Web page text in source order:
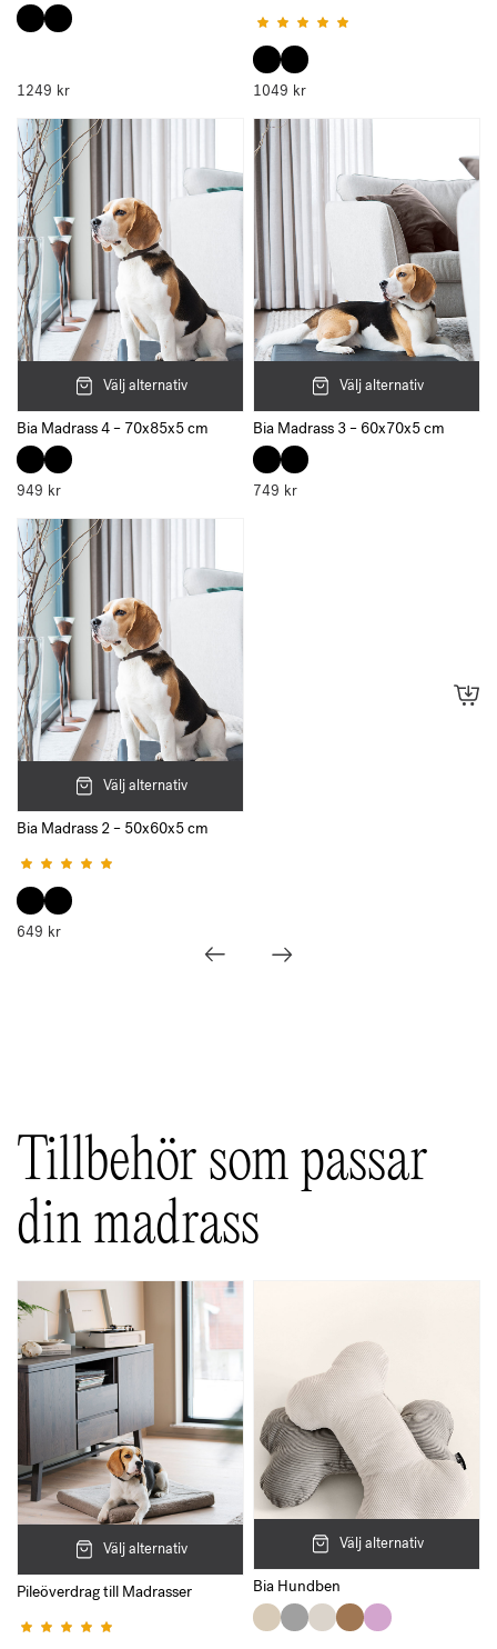
1249 kr 1049 kr
Välj alternativ
Bia Madrass 4 – 70x85x5 cm
949 kr
Välj alternativ
Bia Madrass 3 – 60x70x5 cm
749 kr
Välj alternativ
Bia Madrass 2 – 50x60x5 cm
649 kr
Tillbehör som passar
din madrass
Välj alternativ
Pileöverdrag till Madrasser
Välj alternativ
Bia Hundben